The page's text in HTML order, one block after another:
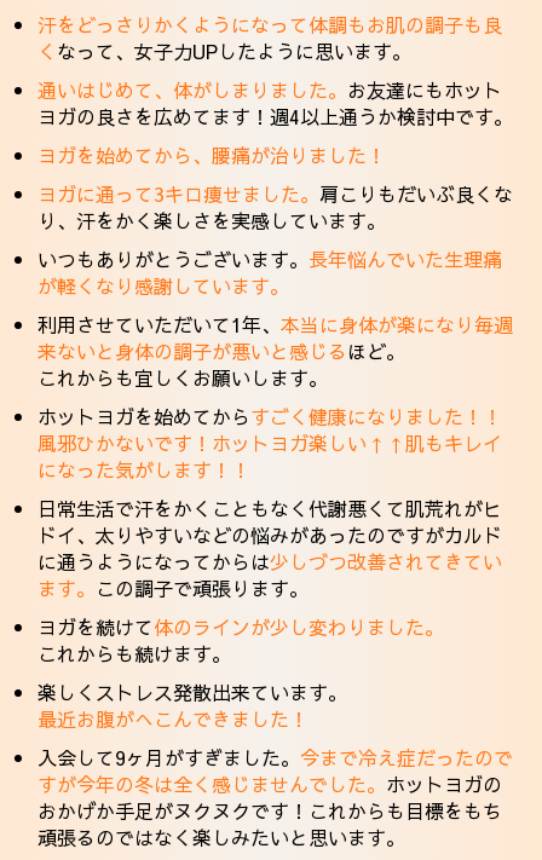
汗をどっさりかくようになって体調もお肌の調子も良
く なって、女子力UPしたように思います。
通いはじめて、体がしまりました。 お友達にもホット
ヨガの良さを広めてます！週4以上通うか検討中です。
ヨガを始めてから、腰痛が治りました！
ヨガに通って3キロ痩せました。 肩こりもだいぶ良くな
り、汗をかく楽しさを実感しています。
いつもありがとうございます。 長年悩んでいた生理痛
が軽くなり感謝しています。
利用させていただいて1年、本当に身体が楽になり毎週
来ないと身体の調子が悪いと感じる ほど。
これからも宜しくお願いします。
ホットヨガを始めてからすごく健康になりました！！
風邪ひかないです！ホットヨガ楽しい↑↑肌もキレイ
になった気がします！！
日常生活で汗をかくこともなく代謝悪くて肌荒れがヒ
ドイ、太りやすいなどの悩みがあったのですがカルド
に通うようになってからは少しづつ改善されてきてい
ます。 この調子で頑張ります。
ヨガを続けて体のラインが少し変わりました。
これからも続けます。
楽しくストレス発散出来ています。
最近お腹がへこんできました！
入会して9ヶ月がすぎました。 今まで冷え症だったので
すが今年の冬は全く感じませんでした。 ホットヨガの
おかげか手足がヌクヌクです！これからも目標をもち
頑張るのではなく楽しみたいと思います。